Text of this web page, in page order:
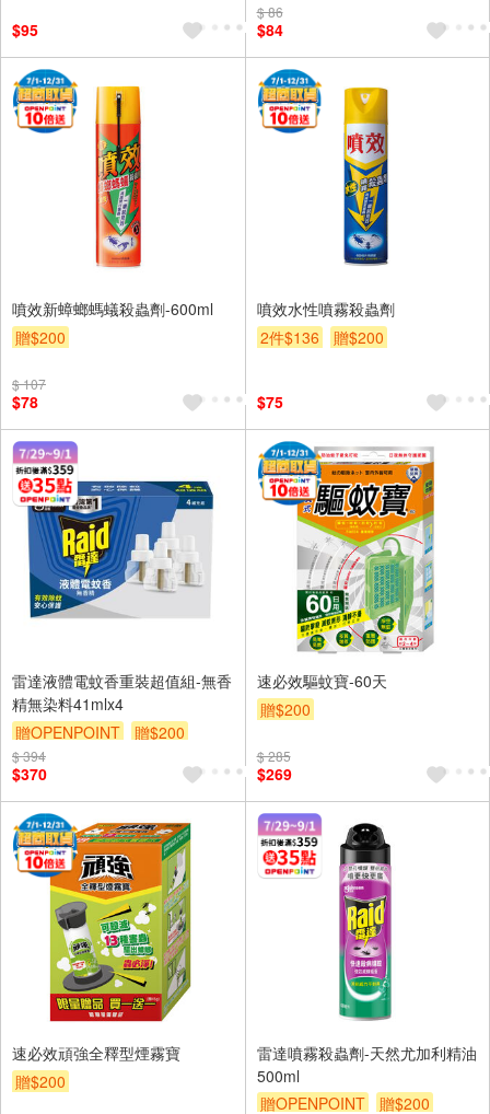
$95
$ 86
$84
噴效新蟑螂螞蟻殺蟲劑-600ml
贈$200
$ 107
$78
噴效水性噴霧殺蟲劑
2件$136
贈$200
$75
雷達液體電蚊香重裝超值組-無香
精無染料41mlx4
贈OPENPOINT
贈$200
$ 394
$370
速必效驅蚊寶-60天
贈$200
$ 285
$269
速必效頑強全釋型煙霧寶
贈$200
雷達噴霧殺蟲劑-天然尤加利精油
500ml
贈OPENPOINT
贈$200